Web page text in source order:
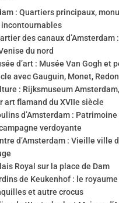
: Quartiers principaux,
incontournables
des canaux d’Amsterdam
du nord
d’art : Musée Van Gogh et
avec Gauguin, Monet,
: Rijksmuseum
art flamand du XVIIe siècle
d’Amsterdam :
verdoyante
d’Amsterdam : Vieille ville
Royal sur la place de Dam
de Keukenhof : le
et autre crocus